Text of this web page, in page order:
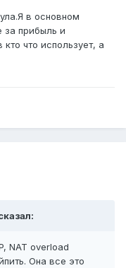
в основном
за прибыль и
что использует, а
NAT overload
Она все это